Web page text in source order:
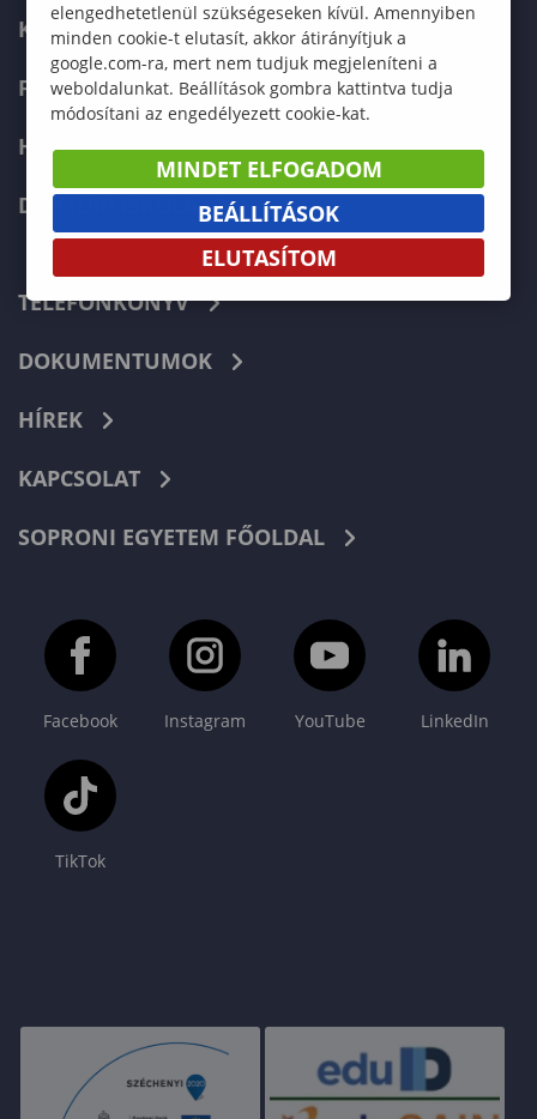
KÉPZÉSEK
FELVÉTELIZŐKNEK
HALLGATÓKNAK
DOKTORI ISKOLA
TELEFONKÖNYV
DOKUMENTUMOK
HÍREK
KAPCSOLAT
SOPRONI EGYETEM FŐOLDAL
Facebook Instagram YouTube LinkedIn
TikTok
elengedhetetlenül szükségeseken kívül. Amennyiben
minden cookie-t elutasít, akkor átirányítjuk a
google.com-ra, mert nem tudjuk megjeleníteni a
weboldalunkat. Beállítások gombra kattintva tudja
módosítani az engedélyezett cookie-kat.
MINDET ELFOGADOM
BEÁLLÍTÁSOK
ELUTASÍTOM